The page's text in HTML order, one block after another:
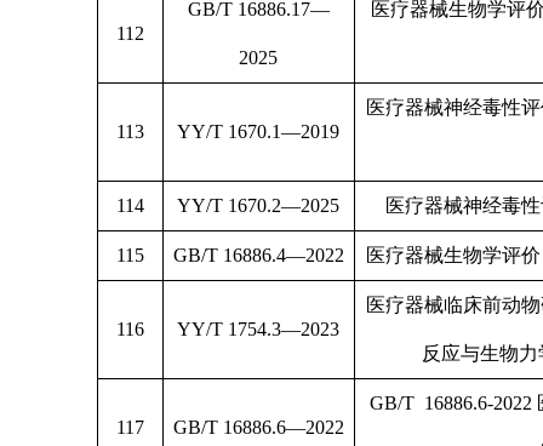
112
GB/T 16886.17—
2025
医疗器械生物学评
113 YY/T 1670.1—2019
医疗器械神经毒性
114 YY/T 1670.2—2025 医疗器械神经毒
115 GB/T 16886.4—2022 医疗器械生物学评
116 YY/T 1754.3—2023
医疗器械临床前动
反应与生物
117 GB/T 16886.6—2022
GB/T 16886.6-